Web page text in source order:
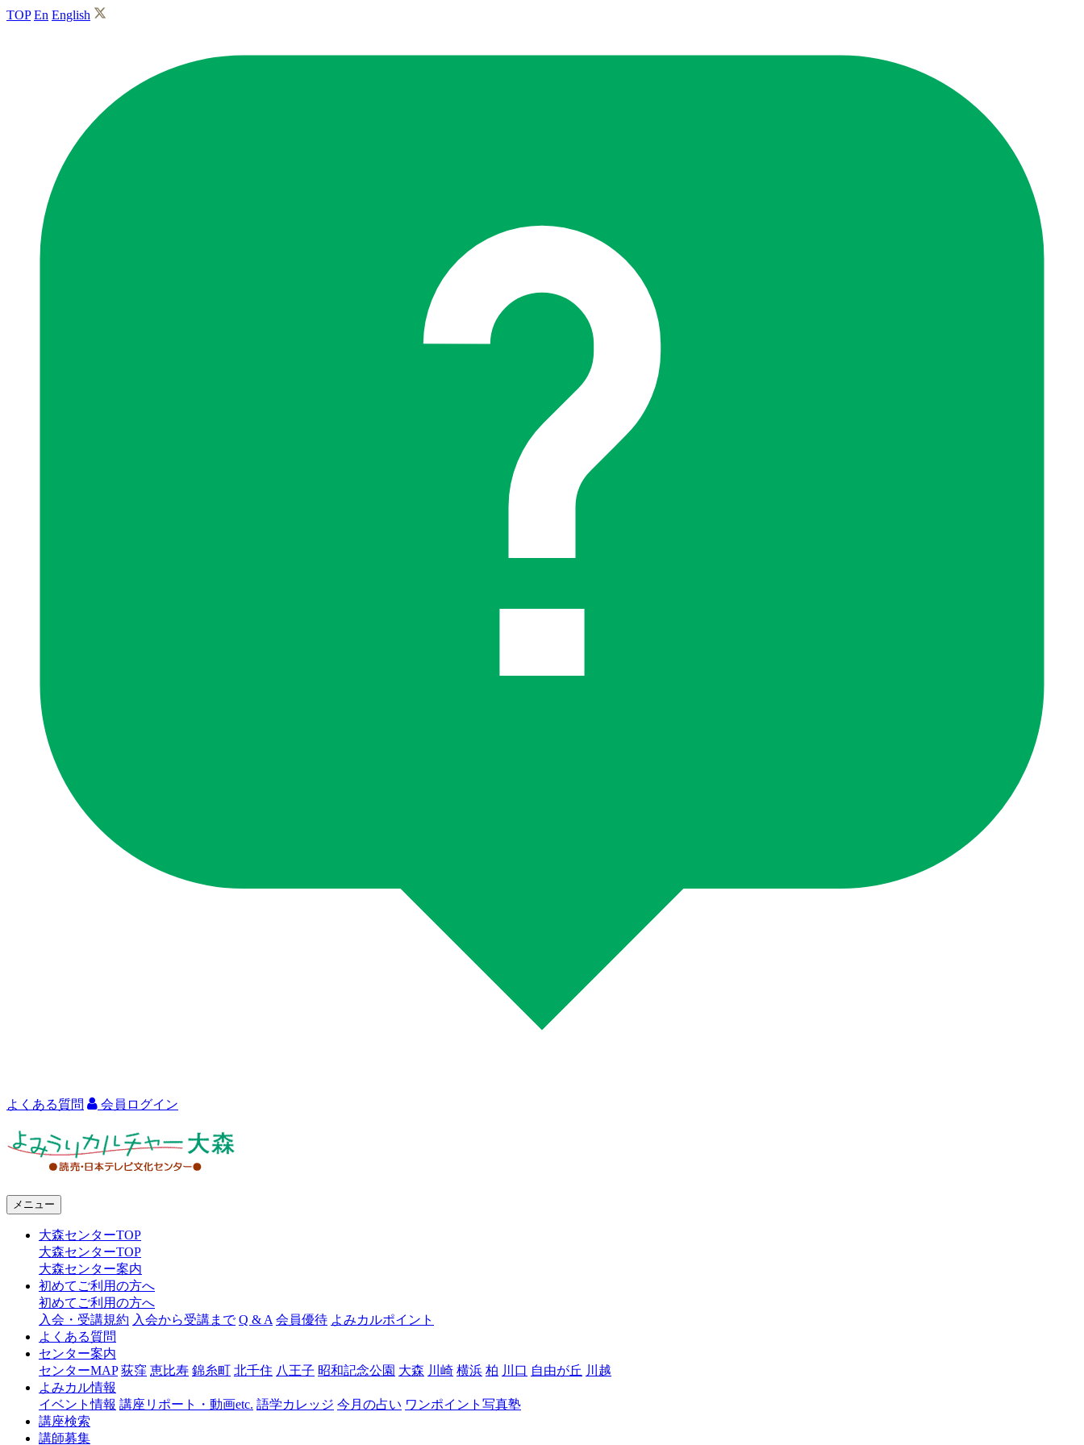
TOP En English
よくある質問 会員ログイン
ャ
大
森
メニュー
大森センターTOP
大森センターTOP
大森センター案内
初めてご利用の方へ
初めてご利用の方へ
入会・受講規約 入会から受講まで Q & A 会員優待 よみカルポイント
よくある質問
センター案内
センターMAP 荻窪 恵比寿 錦糸町 北千住 八王子 昭和記念公園 大森 川崎 横浜 柏 川口 自由が丘 川越
よみカル情報
イベント情報 講座リポート・動画etc. 語学カレッジ 今月の占い ワンポイント写真塾
講座検索
講師募集